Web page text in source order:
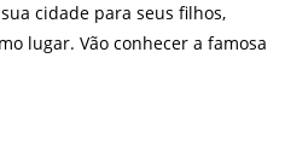
cidade para seus filhos,
lugar. Vão conhecer a famosa